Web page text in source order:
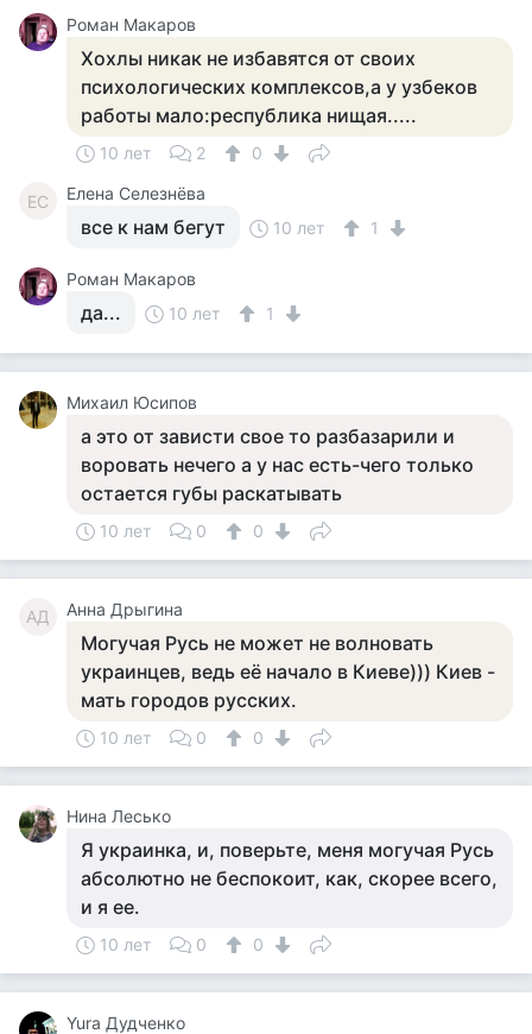
Роман Макаров
Хохлы никак не избавятся от своих
психологических комплексов,а у узбеков
работы мало:республика нищая.....
10 лет 2 0
ЕС Елена Селезнёва
все к нам бегут 10 лет 1
Роман Макаров
да... 10 лет 1
Михаил Юсипов
а это от зависти свое то разбазарили и
воровать нечего а у нас есть-чего только
остается губы раскатывать
10 лет 0 0
АД Анна Дрыгина
Могучая Русь не может не волновать
украинцев, ведь её начало в Киеве))) Киев -
мать городов русских.
10 лет 0 0
Нина Лесько
Я украинка, и, поверьте, меня могучая Русь
абсолютно не беспокоит, как, скорее всего,
и я ее.
10 лет 0 0
Yura Дудченко